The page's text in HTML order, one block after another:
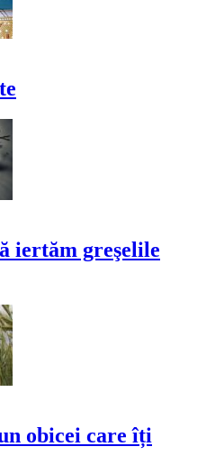
iertăm greşelile
obicei care îți